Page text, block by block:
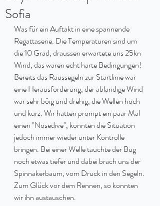
Sofia
Was für ein Auftakt in eine spannende
Regattaserie. Die Temperaturen sind um
die 10 Grad, draussen erwartete uns 25kn
Wind, das waren echt harte Bedingungen!
Bereits das Raussegeln zur Startlinie war
eine Herausforderung, der ablandige Wind
war sehr böig und drehig, die Wellen hoch
und kurz. Wir hatten prompt ein paar Mal
einen "Nosedive", konnten die Situation
jedoch immer wieder unter Kontrolle
bringen. Bei einer Welle tauchte der Bug
noch etwas tiefer und dabei brach uns der
Spinnakerbaum, vom Druck in den Segeln.
Zum Glück vor dem Rennen, so konnten
wir ihn austauschen.